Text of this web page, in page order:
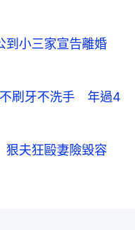
到小三家宣告離婚
刷牙不洗手 年過4
狠夫狂毆妻險毀容